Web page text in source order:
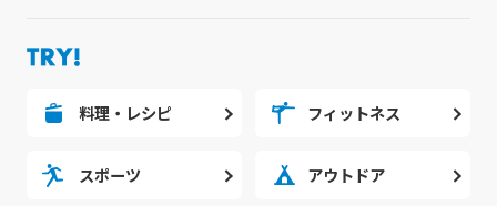
料理・レシピ フィットネス
スポーツ アウトドア